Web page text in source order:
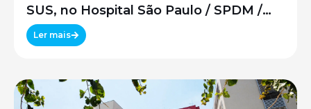
SUS, no Hospital São Paulo / SPDM /
UNIFESP
Ler mais